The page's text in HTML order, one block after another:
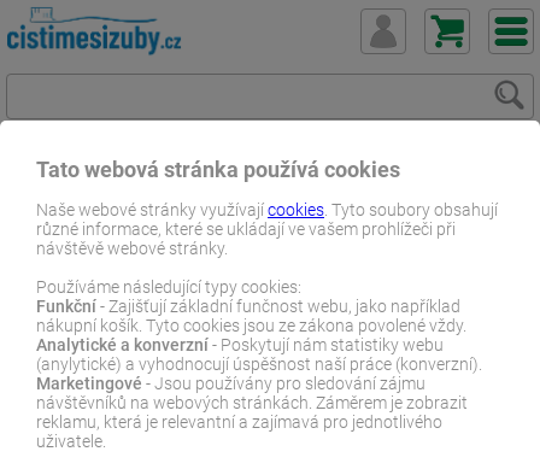
Tato webová stránka používá cookies
Naše webové stránky využívajícookies . Tyto soubory obsahují
různé informace, které se ukládají ve vašem prohlížeči při
návštěvě webové stránky.
Používáme následující typy cookies:
Funkční- Zajišťují základní funčnost webu, jako například
nákupní košík. Tyto cookies jsou ze zákona povolené vždy.
Analytické a konverzní- Poskytují nám statistiky webu
(anylytické) a vyhodnocují úspěšnost naší práce (konverzní).
Marketingové - Jsou používány pro sledování zájmu
návštěvníků na webových stránkách. Záměrem je zobrazit
reklamu, která je relevantní a zajímavá pro jednotlivého
uživatele.
ČistímeSiZuby.cz E-shop Dentální zboží
Ústní vody
Parodontóza - s chlorhexidinem
E-SHOP